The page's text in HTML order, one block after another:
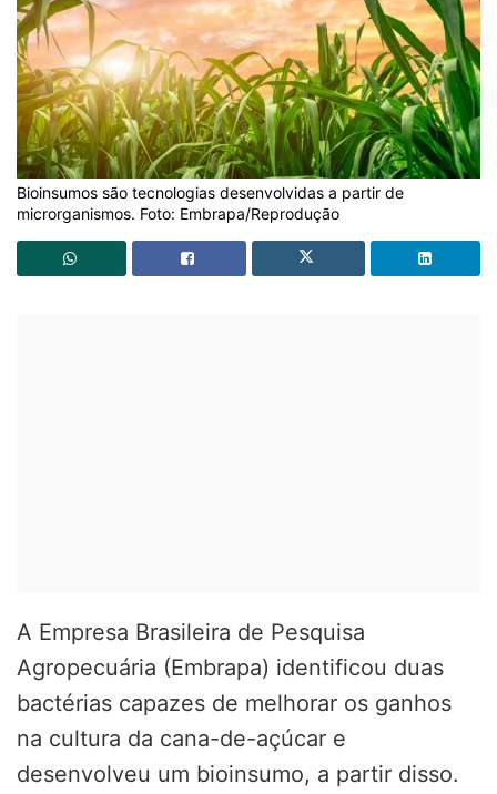
Bioinsumos são tecnologias desenvolvidas a partir de
microrganismos. Foto: Embrapa/Reprodução
A Empresa Brasileira de Pesquisa
Agropecuária (Embrapa) identificou duas
bactérias capazes de melhorar os ganhos
na cultura da cana-de-açúcar e
desenvolveu um bioinsumo, a partir disso.